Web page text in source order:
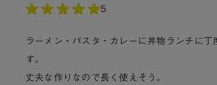
5
ラーメン・パスタ・カレーに丼物ランチに丁
す。
丈夫な作りなので長く使えそう。